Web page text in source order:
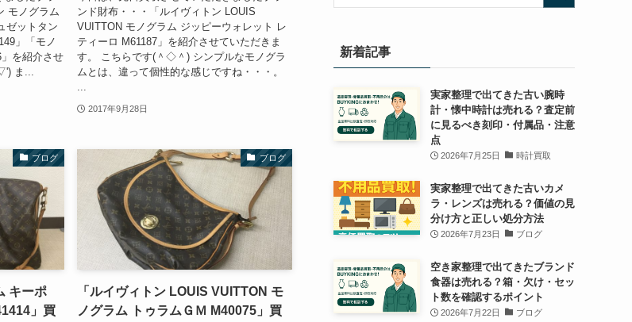
モノグラム
ゼットタン
」「モノ
を紹介させ
ま...
ンド財布・・・「ルイヴィトン LOUIS
VUITTON モノグラム ジッピーウォレット レ
ティーロ M61187」を紹介させていただきま
す。 こちらです(＾◇＾) シンプルなモノグラ
ムとは、違って個性的な感じですね・・・。
2017年9月28日
ブログ
キーポ
」買
ブログ
「ルイヴィトン LOUIS VUITTON モ
ノグラム トゥラムＧＭ M40075」買
新着記事
実家整理で出てきた古い腕時
計・懐中時計は売れる？査定前
に見るべき刻印・付属品・注意
点
2026年7月25日 時計買取
実家整理で出てきた古いカメ
ラ・レンズは売れる？価値の見
分け方と正しい処分方法
2026年7月23日 ブログ
空き家整理で出てきたブランド
食器は売れる？箱・欠け・セッ
ト数を確認するポイント
2026年7月22日 ブログ